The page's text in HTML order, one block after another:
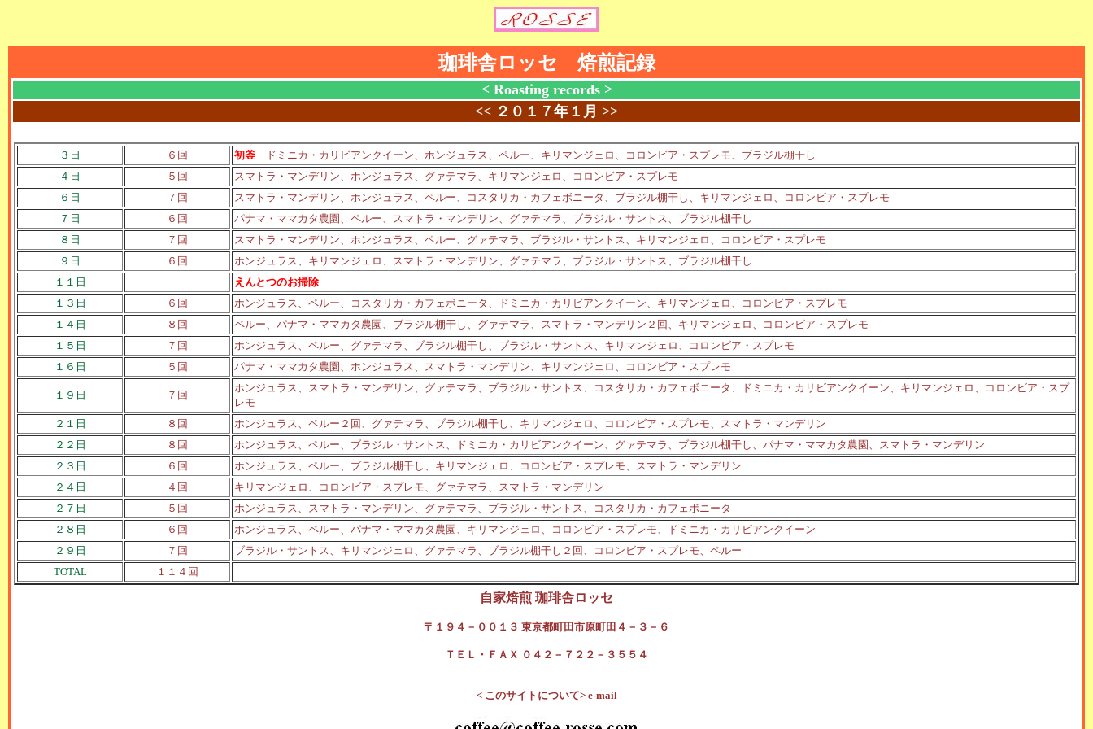
珈琲舎ロッセ 焙煎記録
< Roasting records >
<< ２０１７年１月 >>
３日 ６回 初釜 ドミニカ・カリビアンクイーン、ホンジュラス、ペルー、キリマンジェロ、コロンビア・スプレモ、ブラジル棚干し
４日
５回
スマトラ・マンデリン、ホンジュラス、グァテマラ、キリマンジェロ、コロンビア・スプレモ
６日
７回
スマトラ・マンデリン、ホンジュラス、ペルー、コスタリカ・カフェボニータ、ブラジル棚干し、キリマンジェロ、コロンビア・スプレモ
７日
６回
パナマ・ママカタ農園、ペルー、スマトラ・マンデリン、グァテマラ、ブラジル・サントス、ブラジル棚干し
８日
７回
スマトラ・マンデリン、ホンジュラス、ペルー、グァテマラ、ブラジル・サントス、キリマンジェロ、コロンビア・スプレモ
９日
６回
ホンジュラス、キリマンジェロ、スマトラ・マンデリン、グァテマラ、ブラジル・サントス、ブラジル棚干し
１１日
えんとつのお掃除
１３日
６回
ホンジュラス、ペルー、コスタリカ・カフェボニータ、ドミニカ・カリビアンクイーン、キリマンジェロ、コロンビア・スプレモ
１４日
８回
ペルー、パナマ・ママカタ農園、ブラジル棚干し、グァテマラ、スマトラ・マンデリン２回、キリマンジェロ、コロンビア・スプレモ
１５日
７回
ホンジュラス、ペルー、グァテマラ、ブラジル棚干し、ブラジル・サントス、キリマンジェロ、コロンビア・スプレモ
１６日
５回 パナマ・ママカタ農園、ホンジュラス、スマトラ・マンデリン、キリマンジェロ、コロンビア・スプレモ
１９日 ７回
ホンジュラス、スマトラ・マンデリン、グァテマラ、ブラジル・サントス、コスタリカ・カフェボニータ、ドミニカ・カリビアンクイーン、キリマンジェロ、コロンビア・スプ
レモ
２１日
８回
ホンジュラス、ペルー２回、グァテマラ、ブラジル棚干し、キリマンジェロ、コロンビア・スプレモ、スマトラ・マンデリン
２２日
８回
ホンジュラス、ペルー、ブラジル・サントス、ドミニカ・カリビアンクイーン、グァテマラ、ブラジル棚干し、パナマ・ママカタ農園、スマトラ・マンデリン
２３日
６回
ホンジュラス、ペルー、ブラジル棚干し、キリマンジェロ、コロンビア・スプレモ、スマトラ・マンデリン
２４日
４回
キリマンジェロ、コロンビア・スプレモ、グァテマラ、スマトラ・マンデリン
２７日
５回
ホンジュラス、スマトラ・マンデリン、グァテマラ、ブラジル・サントス、コスタリカ・カフェボニータ
２８日
６回
ホンジュラス、ペルー、パナマ・ママカタ農園、キリマンジェロ、コロンビア・スプレモ、ドミニカ・カリビアンクイーン
２９日
７回
ブラジル・サントス、キリマンジェロ、グァテマラ、ブラジル棚干し２回、コロンビア・スプレモ、ペルー
TOTAL
１１４回
自家焙煎 珈琲舎ロッセ
〒１９４－００１３ 東京都町田市原町田４－３－６
ＴＥＬ・ＦＡＸ ０４２－７２２－３５５４
< このサイトについて> e-mail